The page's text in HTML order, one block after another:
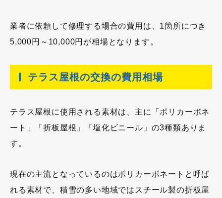
業者に依頼して修理する場合の費用は、1箇所につき
5,000円～10,000円が相場となります。
テラス屋根の交換の費用相場
テラス屋根に使用される素材は、主に「ポリカーボネ
ート」「折板屋根」「塩化ビニール」の3種類ありま
す。
現在の主流となっているのはポリカーボネートと呼ば
れる素材で、積雪の多い地域ではスチール製の折板屋